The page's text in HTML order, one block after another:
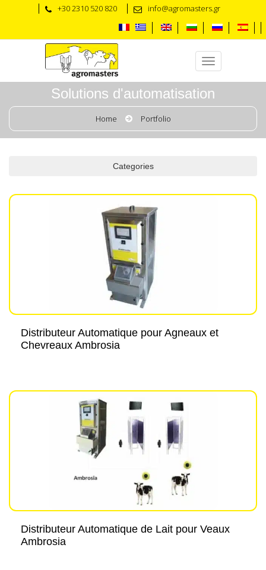
+30 2310 520 820 info@agromasters.gr
Solutions d'automatisation
Home Portfolio
Categories
Distributeur Automatique pour Agneaux et
Chevreaux Ambrosia
Distributeur Automatique de Lait pour Veaux
Ambrosia